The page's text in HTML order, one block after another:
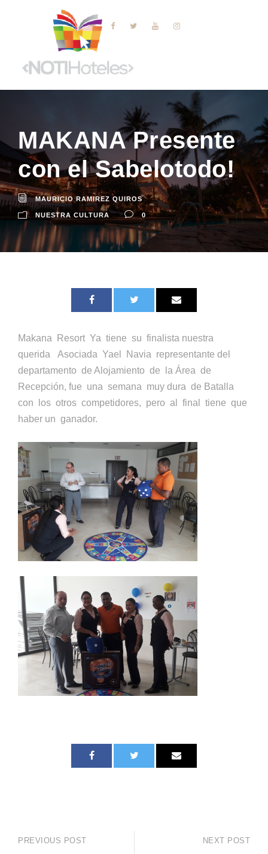
MAKANA Presente
con el Sabelotodo!
MAURICIO RAMIREZ QUIROS
NUESTRA CULTURA 0
Makana Resort Ya tiene su finalista nuestra
querida Asociada Yael Navia representante del
departamento de Alojamiento de la Área de
Recepción, fue una semana muy dura de Batalla
con los otros competidores, pero al final tiene que
haber un ganador.
PREVIOUS POST NEXT POST